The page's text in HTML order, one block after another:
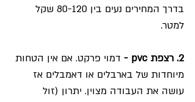
בדרך המחירים נעים בין 80-120 שקל
למטר.
2. רצפת pvc -
דמוי פרקט. אם אין הטחות
מיוחדות של בארבלים או דאמבלים אז
עושה את העבודה מצוין. יתרון (זול